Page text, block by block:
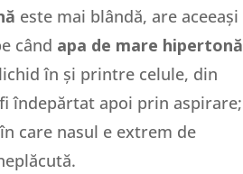
este mai blândă, are aceeași
când apa de mare hipertonă
în și printre celule, din
îndepărtat apoi prin aspirare;
care nasul e extrem de